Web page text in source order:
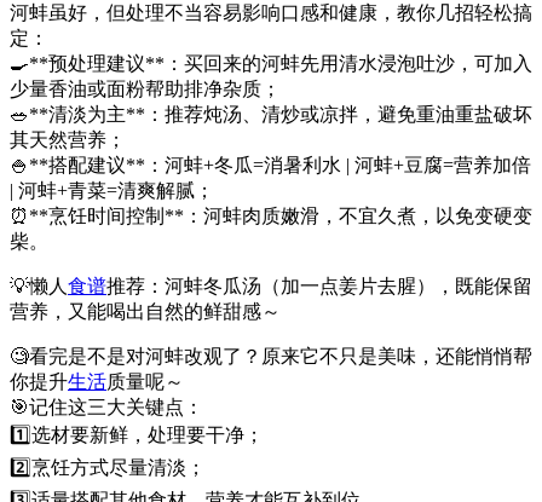
河蚌虽好，但处理不当容易影响口感和健康，教你几招轻松搞
定：
🍳**预处理建议**：买回来的河蚌先用清水浸泡吐沙，可加入
少量香油或面粉帮助排净杂质；
🥗**清淡为主**：推荐炖汤、清炒或凉拌，避免重油重盐破坏
其天然营养；
🍚**搭配建议**：河蚌+冬瓜=消暑利水 | 河蚌+豆腐=营养加倍
| 河蚌+青菜=清爽解腻；
⏰**烹饪时间控制**：河蚌肉质嫩滑，不宜久煮，以免变硬变
柴。
💡懒人 食谱推荐：河蚌冬瓜汤（加一点姜片去腥），既能保留
营养，又能喝出自然的鲜甜感～
🧐看完是不是对河蚌改观了？原来它不只是美味，还能悄悄帮
你提升生活质量呢～
🎯记住这三大关键点：
1️⃣选材要新鲜，处理要干净；
2️⃣烹饪方式尽量清淡；